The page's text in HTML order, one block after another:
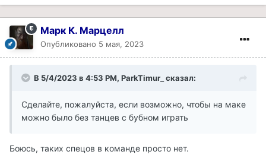
Марк К. Марцелл
Опубликовано 5 мая, 2023
В 5/4/2023 в 4:53 PM, ParkTimur_ сказал:
Сделайте, пожалуйста, если возможно, чтобы на маке
можно было без танцев с бубном играть
Боюсь, таких спецов в команде просто нет.